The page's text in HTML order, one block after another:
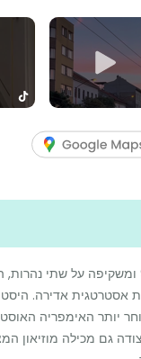
מצודת דבין היא מצודה מרהיבה שנבנתה במאה ה-9 ומשקיפה על
אסטרטגית אדירה.
יותר האימפריה
גם מכילה מוזיאון